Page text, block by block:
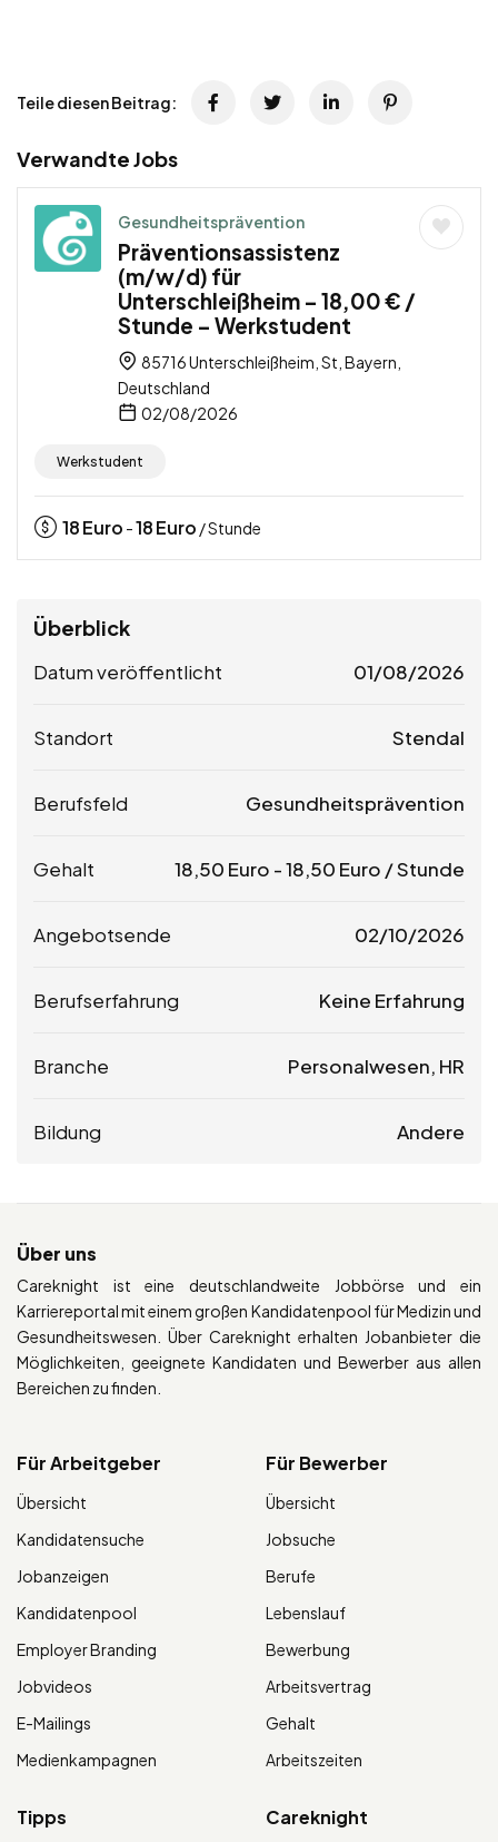
Teile diesen Beitrag:
Verwandte Jobs
Gesundheitsprävention
Präventionsassistenz
(m/w/d) für
Unterschleißheim – 18,00 € /
Stunde – Werkstudent
85716 Unterschleißheim, St, Bayern,
Deutschland
02/08/2026
Werkstudent
18Euro -18Euro / Stunde
Überblick
Datum veröffentlicht 01/08/2026
Standort Stendal
Berufsfeld Gesundheitsprävention
Gehalt 18,50 Euro -18,50 Euro / Stunde
Angebotsende 02/10/2026
Berufserfahrung Keine Erfahrung
Branche Personalwesen, HR
Bildung Andere
Über uns
Careknight ist eine deutschlandweite Jobbörse und ein
Karriereportal mit einem großen Kandidatenpool für Medizin und
Gesundheitswesen. Über Careknight erhalten Jobanbieter die
Möglichkeiten, geeignete Kandidaten und Bewerber aus allen
Bereichen zu finden.
Für Arbeitgeber
Übersicht
Kandidatensuche
Jobanzeigen
Kandidatenpool
Employer Branding
Jobvideos
E-Mailings
Medienkampagnen
Für Bewerber
Übersicht
Jobsuche
Berufe
Lebenslauf
Bewerbung
Arbeitsvertrag
Gehalt
Arbeitszeiten
Tipps Careknight